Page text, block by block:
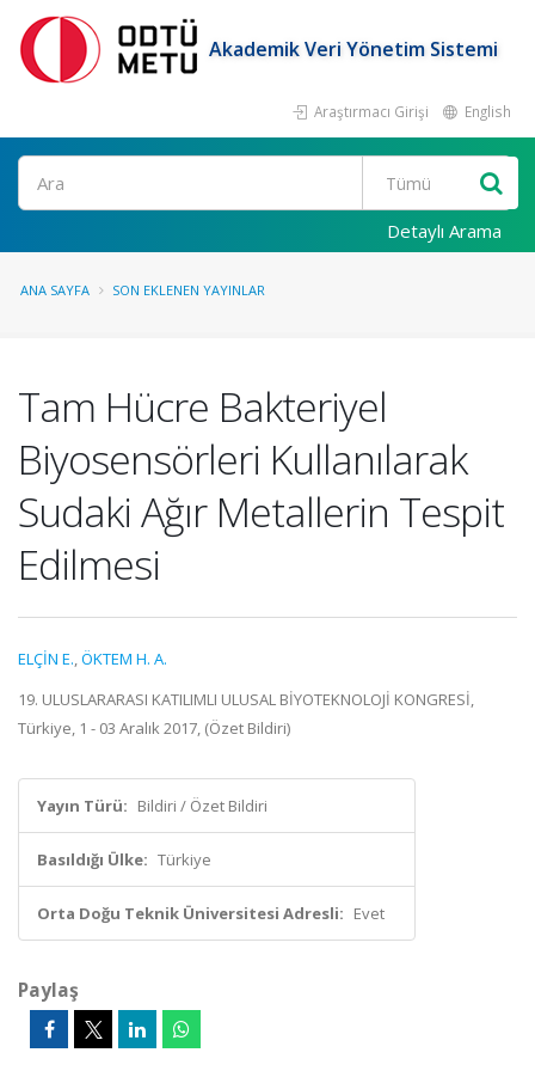
Akademik Veri Yönetim Sistemi
Araştırmacı Girişi English
Ara
Detaylı Arama
ANA SAYFA SON EKLENEN YAYINLAR
Tam Hücre Bakteriyel
Biyosensörleri Kullanılarak
Sudaki Ağır Metallerin Tespit
Edilmesi
ELÇİN E.,ÖKTEM H. A.
19. ULUSLARARASI KATILIMLI ULUSAL BİYOTEKNOLOJİ KONGRESİ,
Türkiye, 1 - 03 Aralık 2017, (Özet Bildiri)
Yayın Türü: Bildiri / Özet Bildiri
Basıldığı Ülke: Türkiye
Orta Doğu Teknik Üniversitesi Adresli: Evet
Paylaş